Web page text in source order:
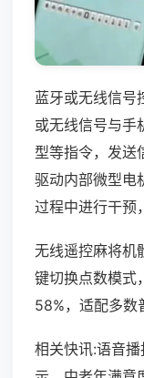
蓝牙或无线信号
或无线信号与手
型等指令，发送
驱动内部微型电
过程中进行干预
无线遥控麻将机
键切换点数模式
58%，适配多数
相关快讯:语音